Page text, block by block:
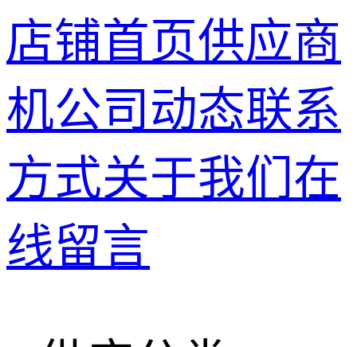
店铺首页供应商
机公司动态联系
方式关于我们 在
线留言